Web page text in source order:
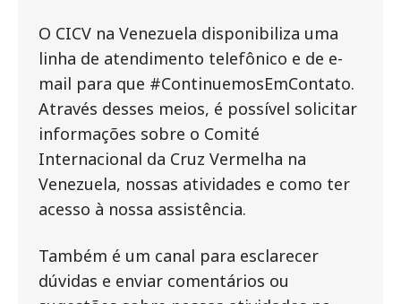
O CICV na Venezuela disponibiliza uma
linha de atendimento telefônico e de e-
mail para que #ContinuemosEmContato.
Através desses meios, é possível solicitar
informações sobre o Comité
Internacional da Cruz Vermelha na
Venezuela, nossas atividades e como ter
acesso à nossa assistência.
Também é um canal para esclarecer
dúvidas e enviar comentários ou